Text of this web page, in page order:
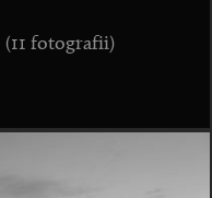
(11 fotografii)